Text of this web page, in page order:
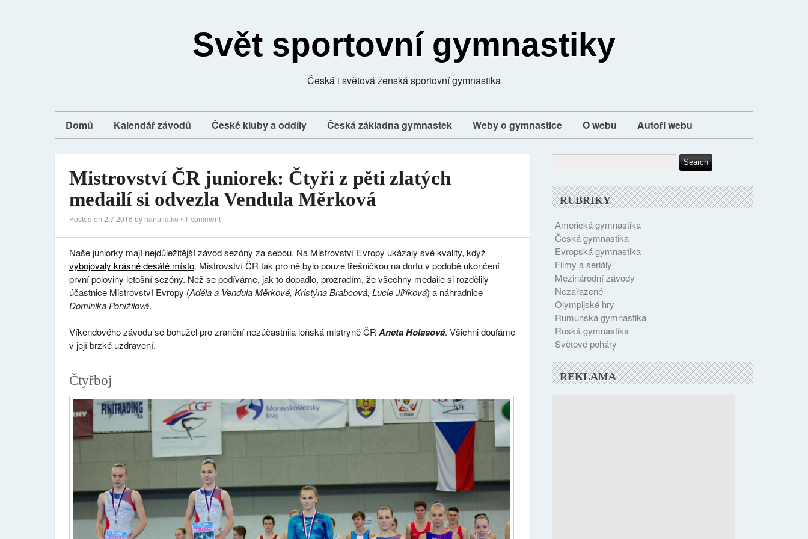
Svět sportovní gymnastiky
Česká i světová ženská sportovní gymnastika
Domů Kalendář závodů České kluby a oddíly Česká základna gymnastek Weby o gymnastice O webu Autoři webu
Mistrovství ČR juniorek: Čtyři z pěti zlatých
medailí si odvezla Vendula Měrková
Posted on 2.7.2016 by hanuliatko • 1 comment
Naše juniorky mají nejdůležitější závod sezóny za sebou. Na Mistrovství Evropy ukázaly své kvality, když
vybojovaly krásné desáté místo. Mistrovství ČR tak pro ně bylo pouze třešničkou na dortu v podobě ukončení
první poloviny letošní sezóny. Než se podíváme, jak to dopadlo, prozradím, že všechny medaile si rozdělily
účastnice Mistrovství Evropy (Adéla a Vendula Měrkové, Kristýna Brabcová, Lucie Jiříková) a náhradnice
Dominika Ponížilová.
Víkendového závodu se bohužel pro zranění nezúčastnila loňská mistryně ČR Aneta Holasová. Všichni doufáme
v její brzké uzdravení.
Čtyřboj
RUBRIKY
Americká gymnastika
Česká gymnastika
Evropská gymnastika
Filmy a seriály
Mezinárodní závody
Nezařazené
Olympijské hry
Rumunská gymnastika
Ruská gymnastika
Světové poháry
REKLAMA